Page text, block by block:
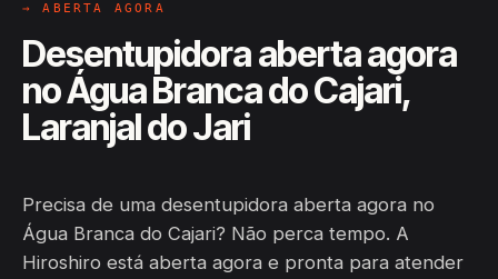
→ ABERTA AGORA
Desentupidora aberta agora
no Água Branca do Cajari,
Laranjal do Jari
Precisa de uma desentupidora aberta agora no
Água Branca do Cajari? Não perca tempo. A
Hiroshiro está aberta agora e pronta para atender